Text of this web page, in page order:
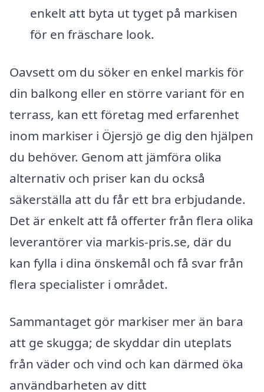
enkelt att byta ut tyget på markisen
för en fräschare look.
Oavsett om du söker en enkel markis för
din balkong eller en större variant för en
terrass, kan ett företag med erfarenhet
inom markiser i Öjersjö ge dig den hjälpen
du behöver. Genom att jämföra olika
alternativ och priser kan du också
säkerställa att du får ett bra erbjudande.
Det är enkelt att få offerter från flera olika
leverantörer via markis-pris.se, där du
kan fylla i dina önskemål och få svar från
flera specialister i området.
Sammantaget gör markiser mer än bara
att ge skugga; de skyddar din uteplats
från väder och vind och kan därmed öka
användbarheten av ditt